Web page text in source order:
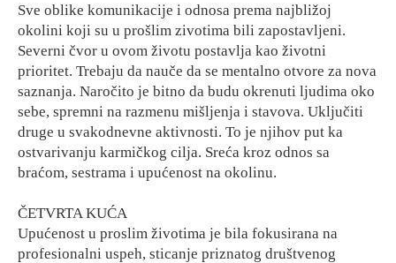
Sve oblike komunikacije i odnosa prema najbližoj
okolini koji su u prošlim zivotima bili zapostavljeni.
Severni čvor u ovom životu postavlja kao životni
prioritet. Trebaju da nauče da se mentalno otvore za nova
saznanja. Naročito je bitno da budu okrenuti ljudima oko
sebe, spremni na razmenu mišljenja i stavova. Uključiti
druge u svakodnevne aktivnosti. To je njihov put ka
ostvarivanju karmičkog cilja. Sreća kroz odnos sa
braćom, sestrama i upućenost na okolinu.
ČETVRTA KUĆA
Upućenost u proslim životima je bila fokusirana na
profesionalni uspeh, sticanje priznatog društvenog